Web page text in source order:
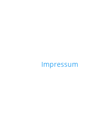
Impressum